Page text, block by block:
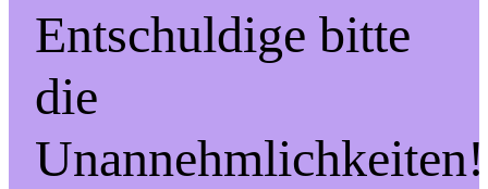
Entschuldige bitte
die
Unannehmlichkeiten!